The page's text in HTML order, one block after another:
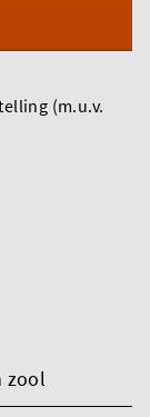
(m.u.v.
zool